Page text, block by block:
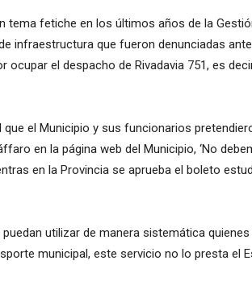
tema fetiche en los últimos años de la
infraestructura que fueron denunciadas
el despacho de Rivadavia 751, es
el Municipio y sus funcionarios
en la página web del Municipio, ‘No
en la Provincia se aprueba el boleto
utilizar de manera sistemática
municipal, este servicio no lo presta el